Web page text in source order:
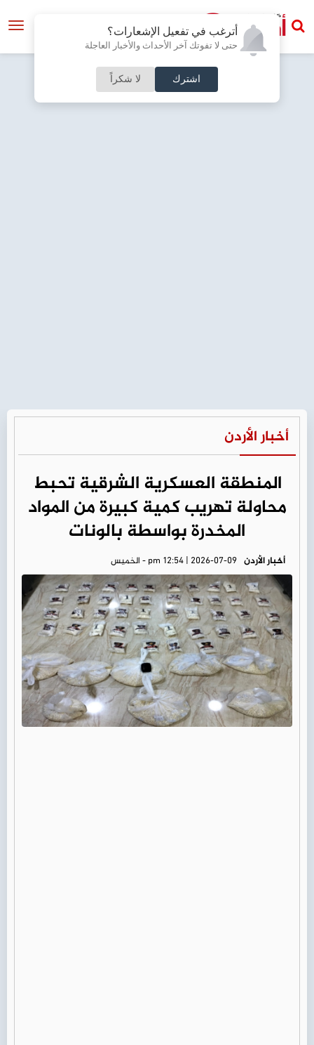
أترغب في تفعيل الإشعارات؟
حتى لا تفوتك آخر الأحداث والأخبار العاجلة
اشترك لا شكراً
أخبار الأردن
المنطقة العسكرية الشرقية تحبط
محاولة تهريب كمية كبيرة من المواد
المخدرة بواسطة بالونات
أخبار الأردن pm 12:54 | 2026-07-09 - الخميس